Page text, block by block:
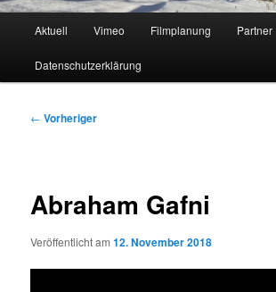
Aktuell Vimeo Filmplanung Partner
Datenschutzerklärung
Beitragsnavigation
← Vorheriger
Abraham Gafni
Veröffentlicht am12. November 2018